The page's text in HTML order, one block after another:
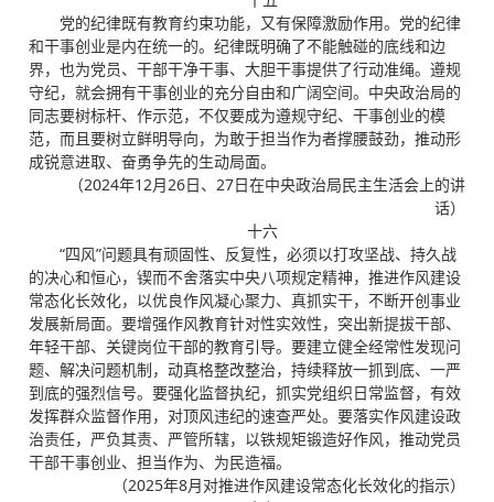
党的纪律既有教育约束功能，又有保障激励作用。党的纪律
和干事创业是内在统一的。纪律既明确了不能触碰的底线和边
界，也为党员、干部干净干事、大胆干事提供了行动准绳。遵规
守纪，就会拥有干事创业的充分自由和广阔空间。中央政治局的
同志要树标杆、作示范，不仅要成为遵规守纪、干事创业的模
范，而且要树立鲜明导向，为敢于担当作为者撑腰鼓劲，推动形
成锐意进取、奋勇争先的生动局面。
（2024年12月26日、27日在中央政治局民主生活会上的讲
话）
十六
“四风”问题具有顽固性、反复性，必须以打攻坚战、持久战
的决心和恒心，锲而不舍落实中央八项规定精神，推进作风建设
常态化长效化，以优良作风凝心聚力、真抓实干，不断开创事业
发展新局面。要增强作风教育针对性实效性，突出新提拔干部、
年轻干部、关键岗位干部的教育引导。要建立健全经常性发现问
题、解决问题机制，动真格整改整治，持续释放一抓到底、一严
到底的强烈信号。要强化监督执纪，抓实党组织日常监督，有效
发挥群众监督作用，对顶风违纪的速查严处。要落实作风建设政
治责任，严负其责、严管所辖，以铁规矩锻造好作风，推动党员
干部干事创业、担当作为、为民造福。
（2025年8月对推进作风建设常态化长效化的指示）